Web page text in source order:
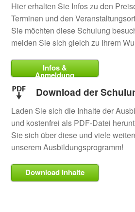
Hier erhalten Sie Infos zu den
Terminen und den
Sie möchten diese Schulung
melden Sie sich gleich zu Ihrem
Infos &
Anmeldung
Download der
Laden Sie sich die Inhalte der
und kostenfrei als PDF-Datei
Sie sich über diese und viele
unserem Ausbildungsprogramm!
Download Inhalte